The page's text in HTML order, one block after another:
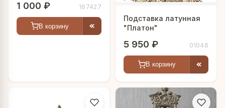
1 000 ₽ 167427
В корзину
Подставка латунная
"Платон"
5 950 ₽ 01046
В корзину